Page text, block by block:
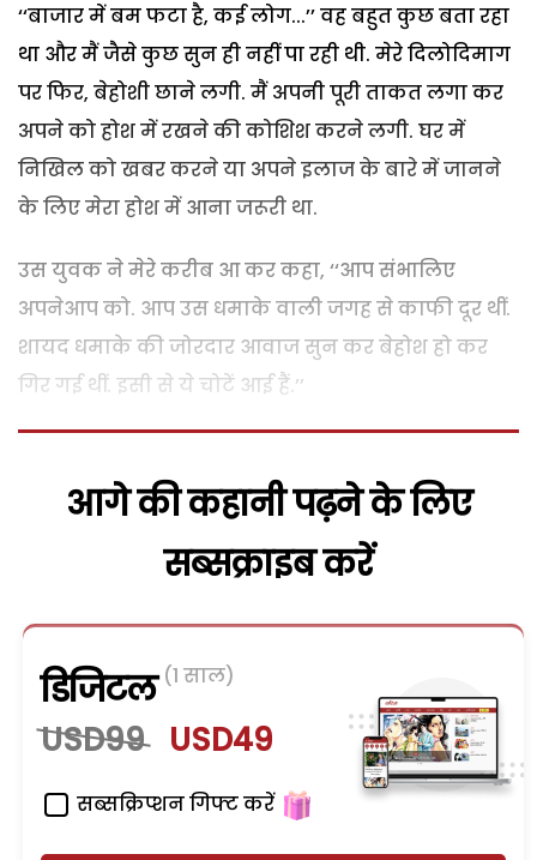
‘‘बाजार में बम फटा है, कई लोग...’’ वह बहुत कुछ बता रहा
था और मैं जैसे कुछ सुन ही नहीं पा रही थी. मेरे दिलोदिमाग
पर फिर, बेहोशी छाने लगी. मैं अपनी पूरी ताकत लगा कर
अपने को होश में रखने की कोशिश करने लगी. घर में
निखिल को खबर करने या अपने इलाज के बारे में जानने
के लिए मेरा होश में आना जरूरी था.
उस युवक ने मेरे करीब आ कर कहा, ‘‘आप संभालिए
अपनेआप को. आप उस धमाके वाली जगह से काफी दूर थीं.
शायद धमाके की जोरदार आवाज सुन कर बेहोश हो कर
गिर गई थीं. इसी से ये चोटें आई हैं.’’
आगे की कहानी पढ़ने के लिए
सब्सक्राइब करें
डिजिटल (1 साल)
USD99 USD49
सब्सक्रिप्शन गिफ्ट करें